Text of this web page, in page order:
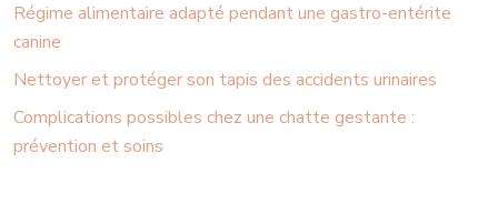
Régime alimentaire adapté pendant une gastro-entérite
canine
Nettoyer et protéger son tapis des accidents urinaires
Complications possibles chez une chatte gestante :
prévention et soins